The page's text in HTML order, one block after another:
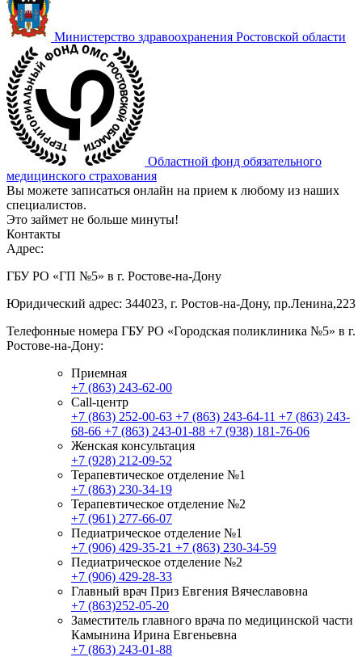
Министерство здравоохранения Ростовской области
Областной фонд обязательного
медицинского страхования
Вы можете записаться онлайн на прием к любому из наших
специалистов.
Это займет не больше минуты!
Контакты
Адрес:
ГБУ РО «ГП №5» в г. Ростове-на-Дону
Юридический адрес: 344023, г. Ростов-на-Дону, пр.Ленина,223
Телефонные номера ГБУ РО «Городская поликлиника №5» в г.
Ростове-на-Дону:
Приемная
+7 (863) 243-62-00
Call-центр
+7 (863) 252-00-63 +7 (863) 243-64-11 +7 (863) 243-
68-66 +7 (863) 243-01-88 +7 (938) 181-76-06
Женская консультация
+7 (928) 212-09-52
Терапевтическое отделение №1
+7 (863) 230-34-19
Терапевтическое отделение №2
+7 (961) 277-66-07
Педиатрическое отделение №1
+7 (906) 429-35-21 +7 (863) 230-34-59
Педиатрическое отделение №2
+7 (906) 429-28-33
Главный врач Приз Евгения Вячеславовна
+7 (863)252-05-20
Заместитель главного врача по медицинской части
Камынина Ирина Евгеньевна
+7 (863) 243-01-88